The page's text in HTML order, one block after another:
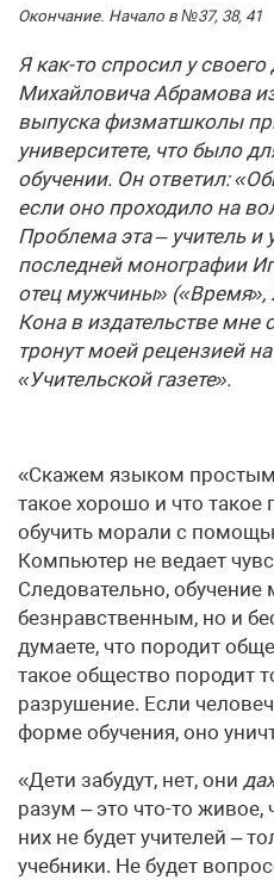
Окончание. Начало в №37, 38, 41
Я как-то спросил у
Михайловича Абрамова
выпуска физматшколы
университете, что было
обучении. Он ответил:
если оно проходило на
Проблема эта – учитель и
последней монографии
отец мужчины» («Время»,
Кона в издательстве мне
тронут моей рецензией на
«Учительской газете».
«Скажем языком простым:
такое хорошо и что
обучить морали с
Компьютер не ведает
Следовательно,
безнравственным, но и
думаете, что породит
такое общество породит
разрушение. Если
форме обучения, оно
«Дети забудут, нет, они
разум – это что-то
них не будет учителей –
учебники. Не будет